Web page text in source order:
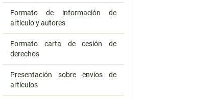
Formato de información de
artículo y autores
Formato carta de cesión de
derechos
Presentación sobre envíos de
artículos